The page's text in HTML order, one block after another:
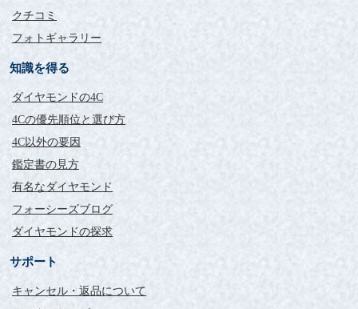
クチコミ
フォトギャラリー
知識を得る
ダイヤモンドの4C
4Cの優先順位と選び方
4C以外の要因
鑑定書の見方
有名なダイヤモンド
フォーシーズブログ
ダイヤモンドの探求
サポート
キャンセル・返品について